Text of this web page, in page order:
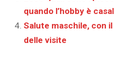
quando l’hobby è
Salute maschile, con
delle visite